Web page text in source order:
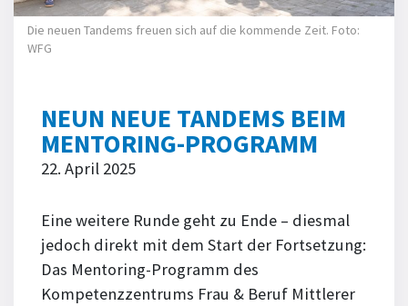
Die neuen Tandems freuen sich auf die kommende Zeit. Foto:
WFG
NEUN NEUE TANDEMS BEIM
MENTORING-PROGRAMM
22. April 2025
Eine weitere Runde geht zu Ende – diesmal
jedoch direkt mit dem Start der Fortsetzung:
Das Mentoring-Programm des
Kompetenzzentrums Frau & Beruf Mittlerer